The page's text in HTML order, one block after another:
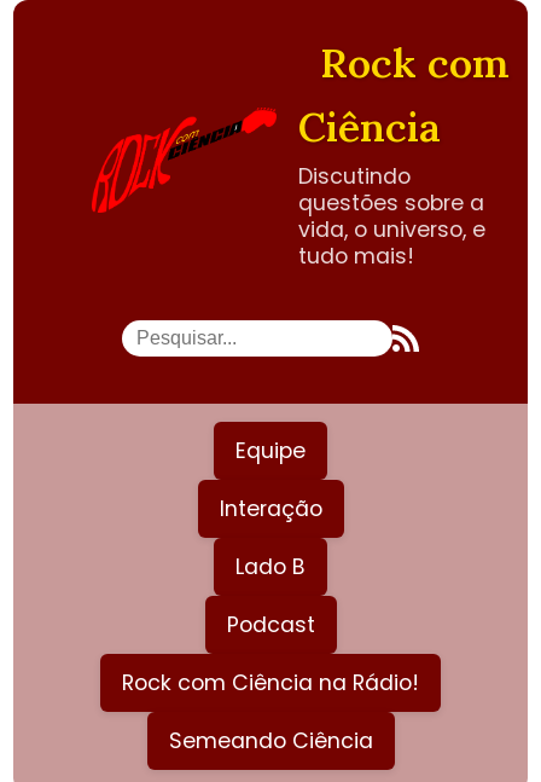
Rock com
Ciência
Discutindo
questões sobre a
vida, o universo, e
tudo mais!
Equipe
Interação
Lado B
Podcast
Rock com Ciência na Rádio!
Semeando Ciência